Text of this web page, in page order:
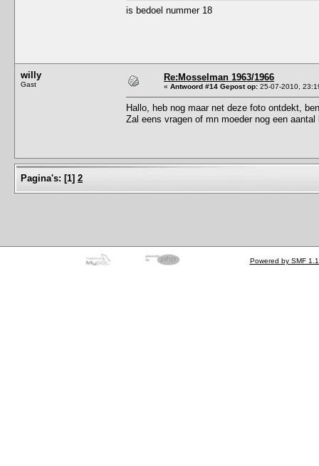
is bedoel nummer 18
willy
Gast
Re:Mosselman 1963/1966
« Antwoord #14 Gepost op: 25-07-2010,
Hallo, heb nog maar net deze foto ontdekt,
Zal eens vragen of mn moeder nog een
Pagina's: [1] 2
Powered by SMF